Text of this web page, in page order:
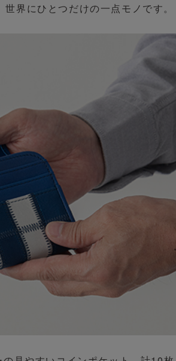
界にひとつだけの一点モノです。